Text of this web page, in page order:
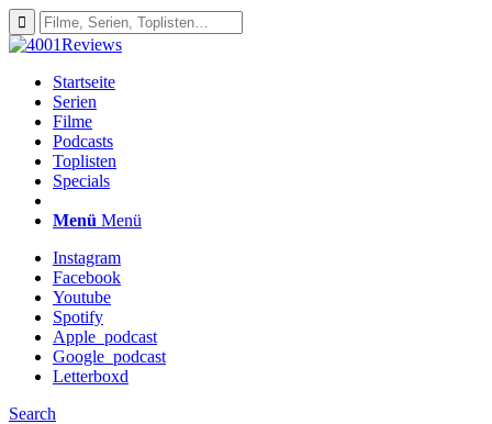
Startseite
Serien
Filme
Podcasts
Toplisten
Specials
Menü Menü
Instagram
Facebook
Youtube
Spotify
Apple_podcast
Google_podcast
Letterboxd
Search